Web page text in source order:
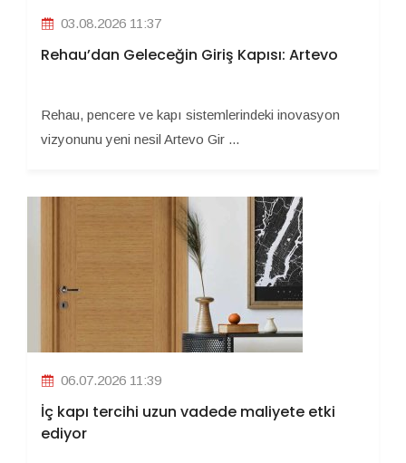
03.08.2026 11:37
Rehau’dan Geleceğin Giriş Kapısı: Artevo
Rehau, pencere ve kapı sistemlerindeki inovasyon
vizyonunu yeni nesil Artevo Gir ...
06.07.2026 11:39
İç kapı tercihi uzun vadede maliyete etki
ediyor